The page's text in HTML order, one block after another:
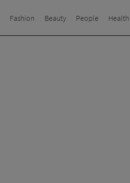
Fashion Beauty People